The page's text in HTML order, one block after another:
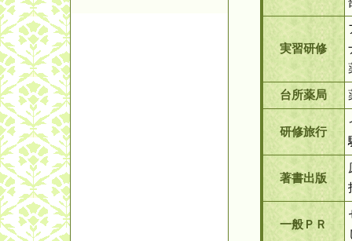
実習研修
台所薬局
研修旅行
著書出版
一般ＰＲ